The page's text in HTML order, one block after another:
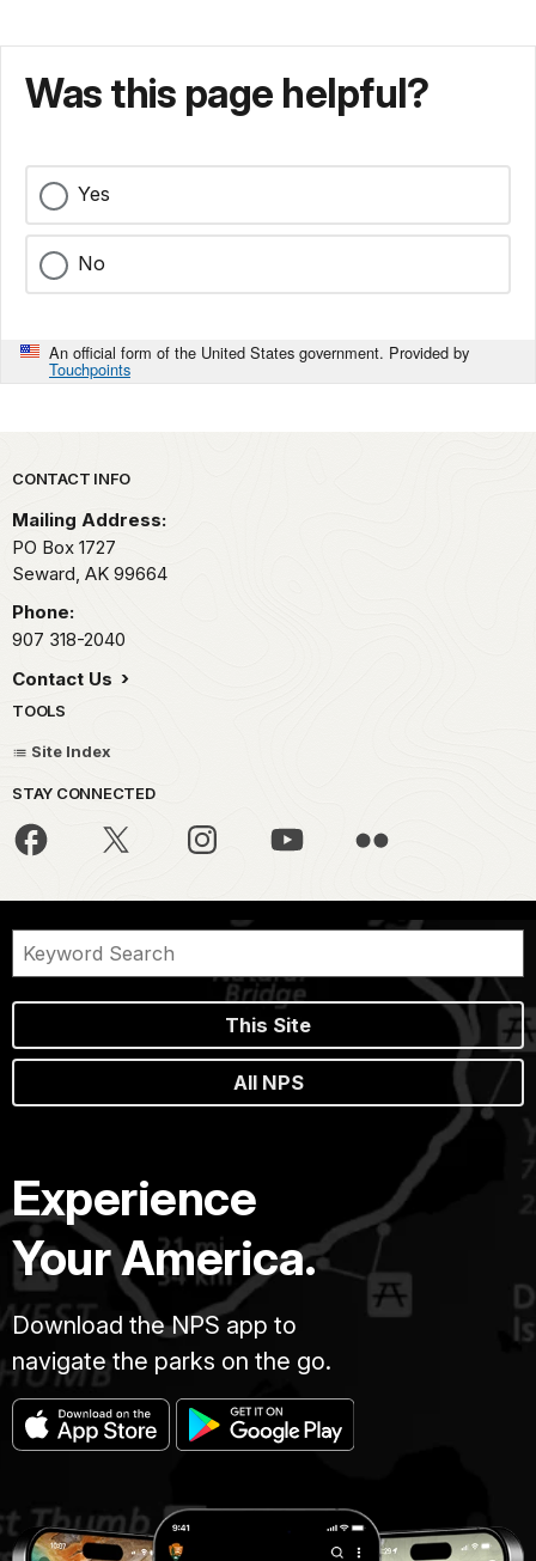
Pertenecen
la
las
comadrejas
y
son
famosos
fortaleza,
astucia,
y
Son
conocidos
por
confrontar
pelear
con
depredadores
de
tamaño.
Son
omnívoros,
comerían
cualquier
hasta
de
lo
ajeno,
así
que
cuando
vengas
al
parque
cuida
para
que
Was this page helpful?
Yes
No
An official form of the United States government. Provided by
Touchpoints
Park footer
CONTACT INFO
Mailing Address:
PO Box 1727
Seward, AK 99664
Phone:
907 318-2040
Contact Us
TOOLS
Site Index
STAY CONNECTED
This Site
All NPS
Experience
Your America.
Download the NPS app to
navigate the parks on the go.